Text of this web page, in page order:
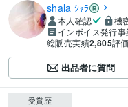
shala ｼｬﾗ
本人確認
機
インボイス発行
総販売実績2,805評価
出品者に質問
受賞歴